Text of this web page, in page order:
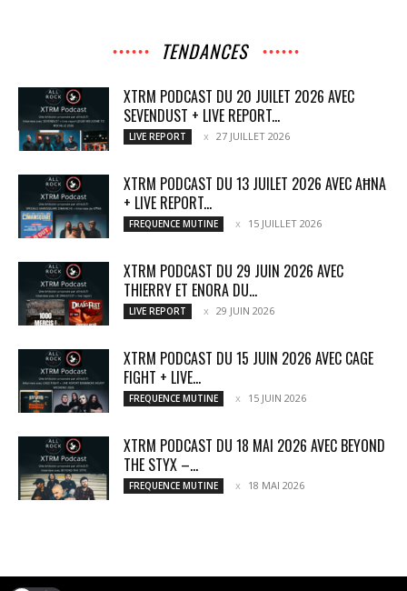
TENDANCES
XTRM PODCAST DU 20 JUILET 2026 AVEC
SEVENDUST + LIVE REPORT...
LIVE REPORT 27 JUILLET 2026
XTRM PODCAST DU 13 JUILET 2026 AVEC AĦNA
+ LIVE REPORT...
FREQUENCE MUTINE 15 JUILLET 2026
XTRM PODCAST DU 29 JUIN 2026 AVEC
THIERRY ET ENORA DU...
LIVE REPORT 29 JUIN 2026
XTRM PODCAST DU 15 JUIN 2026 AVEC CAGE
FIGHT + LIVE...
FREQUENCE MUTINE 15 JUIN 2026
XTRM PODCAST DU 18 MAI 2026 AVEC BEYOND
THE STYX –...
FREQUENCE MUTINE 18 MAI 2026